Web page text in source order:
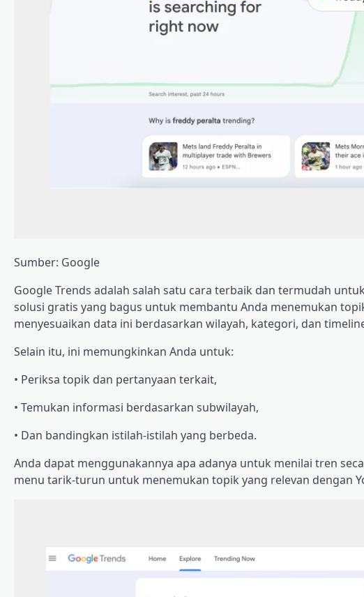
Sumber: Google
Google Trends adalah salah satu cara terbaik dan termudah
solusi gratis yang bagus untuk membantu Anda menemukan
menyesuaikan data ini berdasarkan wilayah, kategori, dan
Selain itu, ini memungkinkan Anda untuk:
• Periksa topik dan pertanyaan terkait,
• Temukan informasi berdasarkan subwilayah,
• Dan bandingkan istilah-istilah yang berbeda.
Anda dapat menggunakannya apa adanya untuk menilai tren
menu tarik-turun untuk menemukan topik yang relevan dengan